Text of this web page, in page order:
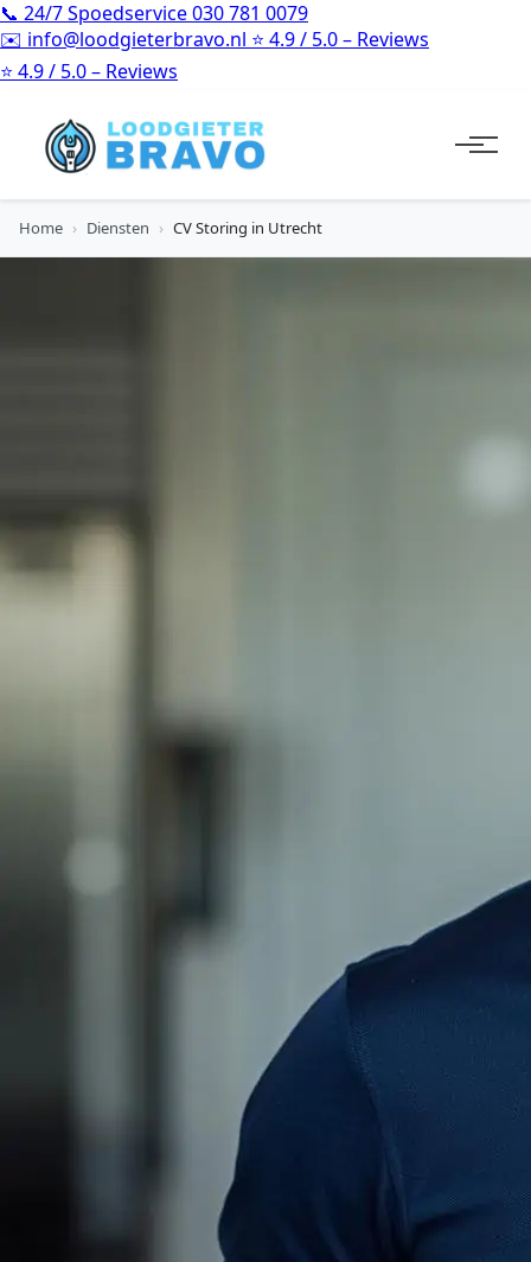
📞 24/7 Spoedservice030 781 0079
✉️ info@loodgieterbravo.nl ⭐ 4.9 / 5.0 – Reviews
⭐ 4.9 / 5.0 – Reviews
Home › Diensten › CV Storing in Utrecht